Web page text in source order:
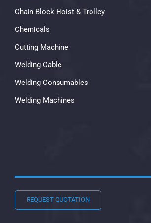
Chain Block Hoist & Trolley
Chemicals
Cutting Machine
Welding Cable
Welding Consumables
Welding Machines
REQUEST QUOTATION